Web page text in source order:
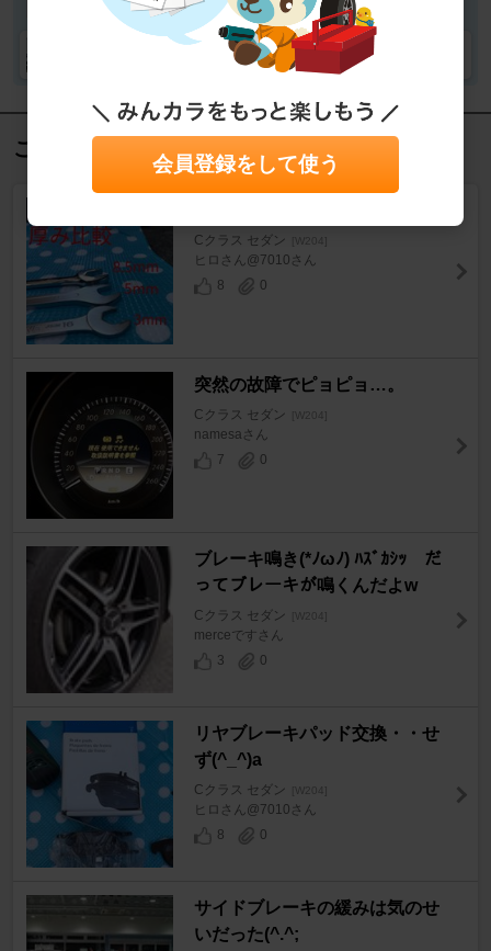
この記事を見た人におすすめ
Cクラス セダン [W204]
ヒロさん@7010さん
8
0
突然の故障でピョピョ…。
Cクラス セダン [W204]
namesaさん
7
0
ブレーキ鳴き(*ﾉωﾉ) ﾊｽﾞｶｼｯ だ
ってブレーキが鳴くんだよw
Cクラス セダン [W204]
merceですさん
3
0
リヤブレーキパッド交換・・せ
ず(^_^)a
Cクラス セダン [W204]
ヒロさん@7010さん
8
0
サイドブレーキの緩みは気のせ
いだった(^.^;
会員登録をして使う